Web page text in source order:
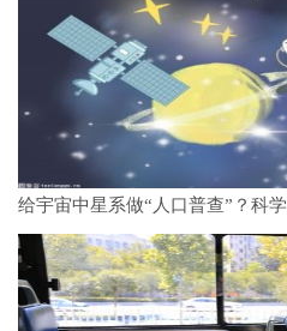
给宇宙中星系做“人口普查”？科